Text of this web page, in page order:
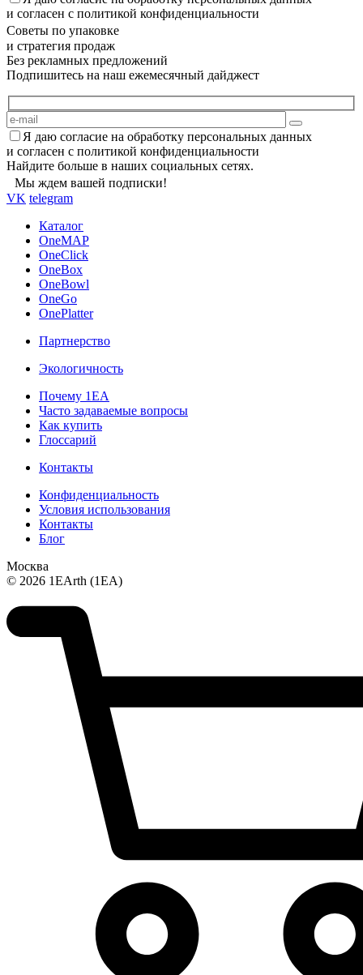
и согласен с политикой конфиденциальности
Советы по упаковке
и стратегия продаж
Без рекламных предложений
Подпишитесь на наш ежемесячный дайджест
Я даю согласие на обработку персональных данных
и согласен с политикой конфиденциальности
Найдите больше в наших социальных сетях.
Мы ждем вашей подписки!
VK telegram
Каталог
OneMAP
OneClick
OneBox
OneBowl
OneGo
OnePlatter
Партнерство
Экологичность
Почему 1ЕА
Часто задаваемые вопросы
Как купить
Глоссарий
Контакты
Конфиденциальность
Условия использования
Контакты
Блог
Москва
© 2026 1EArth (1EA)